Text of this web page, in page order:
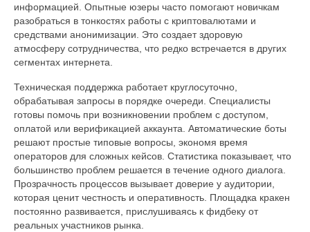
информацией. Опытные юзеры часто помогают новичкам
разобраться в тонкостях работы с криптовалютами и
средствами анонимизации. Это создает здоровую
атмосферу сотрудничества, что редко встречается в других
сегментах интернета.
Техническая поддержка работает круглосуточно,
обрабатывая запросы в порядке очереди. Специалисты
готовы помочь при возникновении проблем с доступом,
оплатой или верификацией аккаунта. Автоматические боты
решают простые типовые вопросы, экономя время
операторов для сложных кейсов. Статистика показывает, что
большинство проблем решается в течение одного диалога.
Прозрачность процессов вызывает доверие у аудитории,
которая ценит честность и оперативность. Площадка кракен
постоянно развивается, прислушиваясь к фидбеку от
реальных участников рынка.